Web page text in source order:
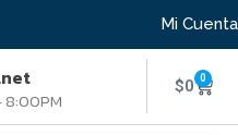
Mi Cuenta
$0 0